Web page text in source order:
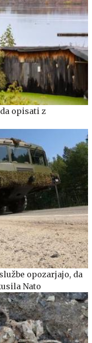
opisati z
opozarjajo, da
Nato